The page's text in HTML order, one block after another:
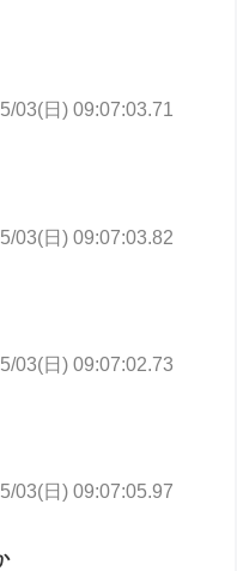
03(日) 09:07:03.71
03(日) 09:07:03.82
03(日) 09:07:02.73
03(日) 09:07:05.97